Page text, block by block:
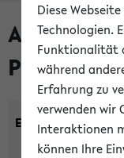
Alle noch
Prüfungen
Einrichtung:
Diese
Technologien.
Funktionalität
während
Erfahrung zu
verwenden wir
Interaktionen
können Ihre